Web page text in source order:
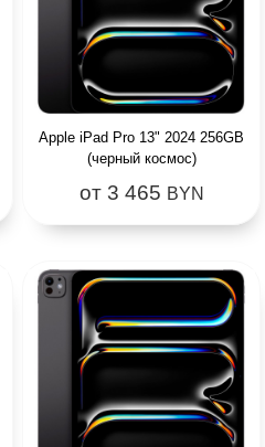
Apple iPad Pro 13" 2024 256GB
(черный космос)
от 3 465 BYN